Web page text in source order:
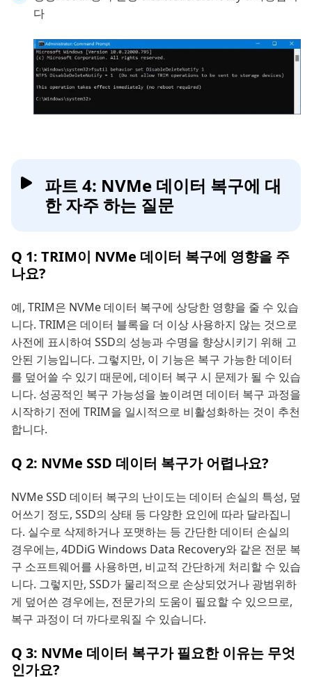
다
파트 4: NVMe 데이터 복구에 대
한 자주 하는 질문
Q 1: TRIM이 NVMe 데이터 복구에 영향을 주
나요?
예, TRIM은 NVMe 데이터 복구에 상당한 영향을 줄 수 있습
니다. TRIM은 데이터 블록을 더 이상 사용하지 않는 것으로
사전에 표시하여 SSD의 성능과 수명을 향상시키기 위해 고
안된 기능입니다. 그렇지만, 이 기능은 복구 가능한 데이터
를 덮어쓸 수 있기 때문에, 데이터 복구 시 문제가 될 수 있습
니다. 성공적인 복구 가능성을 높이려면 데이터 복구 과정을
시작하기 전에 TRIM을 일시적으로 비활성화하는 것이 추천
합니다.
Q 2: NVMe SSD 데이터 복구가 어렵나요?
NVMe SSD 데이터 복구의 난이도는 데이터 손실의 특성, 덮
어쓰기 정도, SSD의 상태 등 다양한 요인에 따라 달라집니
다. 실수로 삭제하거나 포맷하는 등 간단한 데이터 손실의
경우에는, 4DDiG Windows Data Recovery와 같은 전문 복
구 소프트웨어를 사용하면, 비교적 간단하게 처리할 수 있습
니다. 그렇지만, SSD가 물리적으로 손상되었거나 광범위하
게 덮어쓴 경우에는, 전문가의 도움이 필요할 수 있으므로,
복구 과정이 더 까다로워질 수 있습니다.
Q 3: NVMe 데이터 복구가 필요한 이유는 무엇
인가요?